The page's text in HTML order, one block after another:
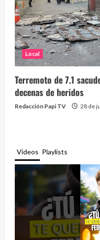
Local
Terremoto de 7.1
decenas de heridos
Redacción Papi TV 28 de
Videos Playlists